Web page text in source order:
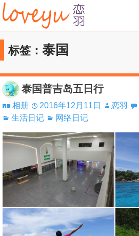
跳
过
内
容标签： 泰国
泰国普吉岛五日行
相册 2016年12月11日 恋羽
生活日记
网络日记